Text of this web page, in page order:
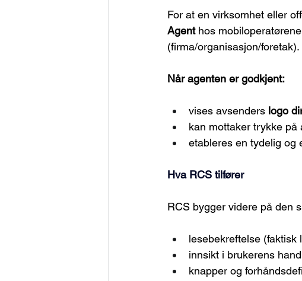
For at en virksomhet eller
Agent hos
(firma/organisasjon/foretak).
Når agenten er godkjent:
vises avsenders logo
kan mottaker trykke på
etableres en tydelig og
Hva RCS tilfører
RCS bygger videre på den
lesebekreftelse (faktisk
innsikt i brukerens
knapper og